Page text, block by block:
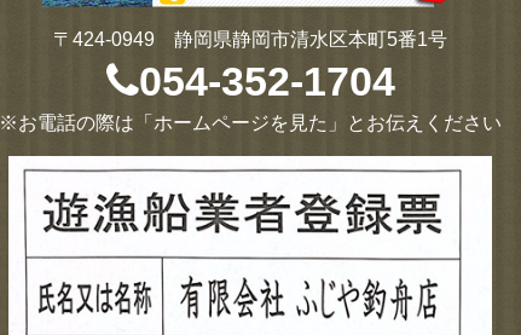
〒424-0949 静岡県静岡市清水区本町5番1号
054-352-1704
※お電話の際は「ホームページを見た」とお伝えください